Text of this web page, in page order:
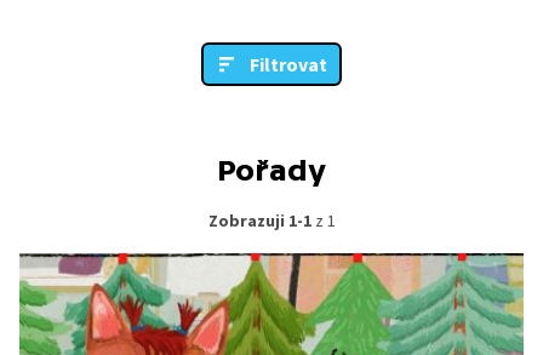
Filtrovat
Pořady
Zobrazuji 1-1z 1